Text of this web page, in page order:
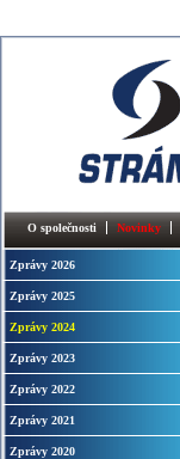
O společnosti Novinky
Zprávy 2026
Zprávy 2025
Zprávy 2024
Zprávy 2023
Zprávy 2022
Zprávy 2021
Zprávy 2020